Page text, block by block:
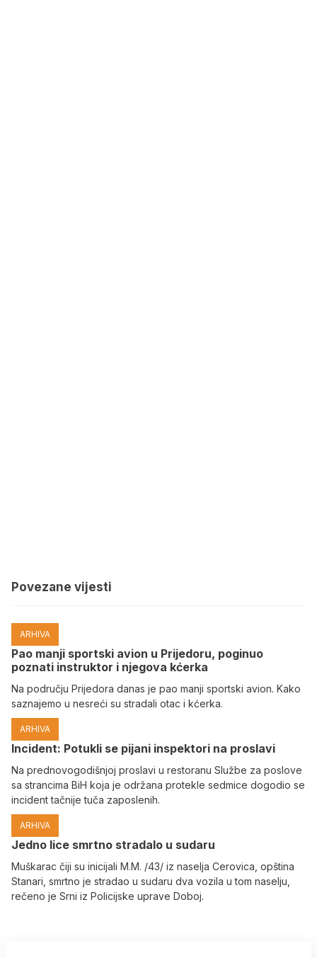
Povezane vijesti
ARHIVA
Pao manji sportski avion u Prijedoru, poginuo
poznati instruktor i njegova kćerka
Na području Prijedora danas je pao manji sportski avion. Kako
saznajemo u nesreći su stradali otac i kćerka.
ARHIVA
Incident: Potukli se pijani inspektori na proslavi
Na prednovogodišnjoj proslavi u restoranu Službe za poslove
sa strancima BiH koja je održana protekle sedmice dogodio se
incident tačnije tuča zaposlenih.
ARHIVA
Јedno lice smrtno stradalo u sudaru
Muškarac čiji su inicijali M.M. /43/ iz naselja Cerovica, opština
Stanari, smrtno je stradao u sudaru dva vozila u tom naselju,
rečeno je Srni iz Policijske uprave Doboj.